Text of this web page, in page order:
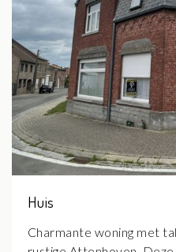
Huis
Charmante woning met